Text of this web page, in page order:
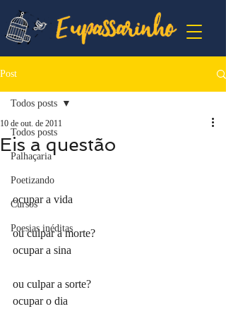
Post
Todos posts
Palhaçaria
Poetizando
Cursos
Poesias inéditas
Todos posts
Eis a questão
10 de out. de 2011
ocupar a vida
ou culpar a morte?
ocupar a sina
ou culpar a sorte?
ocupar o dia